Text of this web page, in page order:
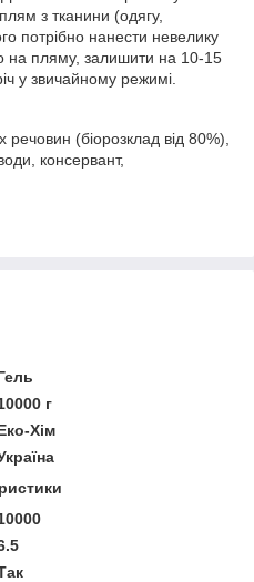
з тканини (одягу,
потрібно нанести невелику
на пляму, залишити на 10-15
у звичайному режимі.
(біорозклад від 80%),
консервант,
г
Хім